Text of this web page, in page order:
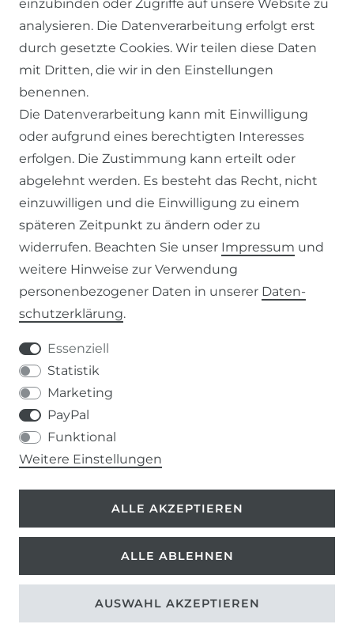
SERVICE
KONTAKT
ZAHLUNG & VERSAND
WIDERRUFSFORMULAR
RECHTLICHES
WIDERRUFSRECHT
IMPRESSUM
DATENSCHUTZERKLÄRUNG
037207-995665
info@kern-holz.com
Copyright 2026 | Alle Rechte vorbehalten.
*inkl. ges. MwSt. zzgl.Versandkosten
einzubinden oder Zugriffe auf unsere Website zu
analysieren. Die Datenverarbeitung erfolgt erst
durch gesetzte Cookies. Wir teilen diese Daten
mit Dritten, die wir in den Einstellungen
benennen.
Die Datenverarbeitung kann mit Einwilligung
oder aufgrund eines berechtigten Interesses
erfolgen. Die Zustimmung kann erteilt oder
abgelehnt werden. Es besteht das Recht, nicht
einzuwilligen und die Einwilligung zu einem
späteren Zeitpunkt zu ändern oder zu
widerrufen. Beachten Sie unser Impressum und
weitere Hinweise zur Verwendung
personenbezogener Daten in unserer Daten­
schutz­erklärung.
Essenziell
Statistik
Marketing
PayPal
Funktional
Weitere Einstellungen
ALLE AKZEPTIEREN
ALLE ABLEHNEN
AUSWAHL AKZEPTIEREN